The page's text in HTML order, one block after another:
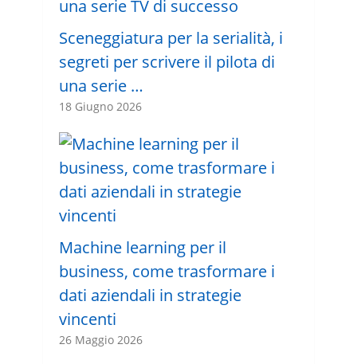
Sceneggiatura per la serialità, i
segreti per scrivere il pilota di
una serie …
18 Giugno 2026
Machine learning per il
business, come trasformare i
dati aziendali in strategie
vincenti
26 Maggio 2026